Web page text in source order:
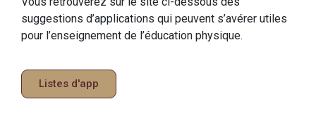
suggestions d’applications qui peuvent s’avérer utiles
pour l’enseignement de l’éducation physique.
Listes d'app